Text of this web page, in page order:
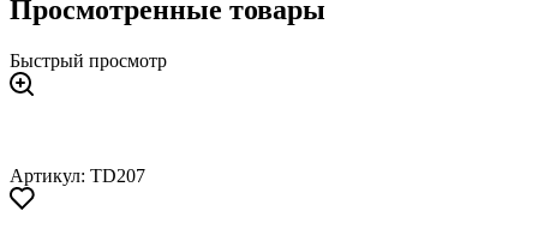
Просмотренные товары
Быстрый просмотр
Артикул: TD207